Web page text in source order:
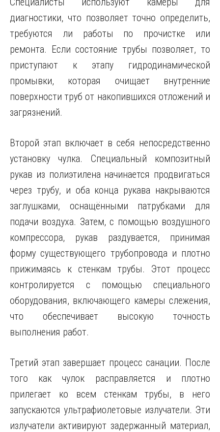
диагностики, что позволяет точно определить,
требуются ли работы по прочистке или
ремонта. Если состояние трубы позволяет, то
приступают к этапу гидродинамической
промывки, которая очищает внутренние
поверхности труб от накопившихся отложений и
загрязнений.
Второй этап включает в себя непосредственно
установку чулка. Специальный композитный
рукав из полиэтилена начинается продвигаться
через трубу, и оба конца рукава накрываются
заглушками, оснащёнными патрубками для
подачи воздуха. Затем, с помощью воздушного
компрессора, рукав раздувается, принимая
форму существующего трубопровода и плотно
прижимаясь к стенкам трубы. Этот процесс
контролируется с помощью специального
оборудования, включающего камеры слежения,
что обеспечивает высокую точность
выполнения работ.
Третий этап завершает процесс санации. После
того как чулок расправляется и плотно
прилегает ко всем стенкам трубы, в него
запускаются ультрафиолетовые излучатели. Эти
излучатели активируют задержанный материал,